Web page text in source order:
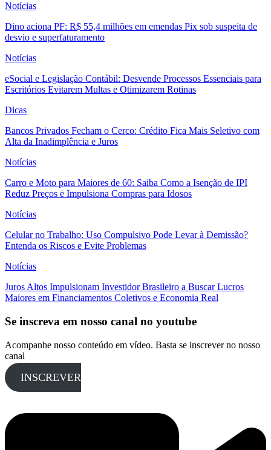
Notícias
Dino aciona PF: R$ 55,4 milhões em emendas Pix sob suspeita de
desvio e superfaturamento
Notícias
eSocial e Legislação Contábil: Desvende Processos Essenciais para
Escritórios Evitarem Multas e Otimizarem Rotinas
Dicas
Bancos Privados Fecham o Cerco: Crédito Fica Mais Seletivo com
Alta da Inadimplência e Juros
Notícias
Carro e Moto para Maiores de 60: Saiba Como a Isenção de IPI
Reduz Preços e Impulsiona Compras para Idosos
Notícias
Celular no Trabalho: Uso Compulsivo Pode Levar à Demissão?
Entenda os Riscos e Evite Problemas
Notícias
Juros Altos Impulsionam Investidor Brasileiro a Buscar Lucros
Maiores em Financiamentos Coletivos e Economia Real
Se inscreva em nosso canal no youtube
Acompanhe nosso conteúdo em vídeo. Basta se inscrever no nosso
canal
INSCREVER